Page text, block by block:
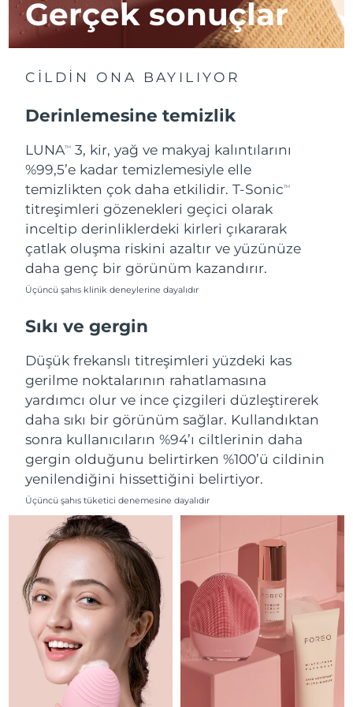
Gerçek sonuçlar
CİLDİN ONA BAYILIYOR
Derinlemesine temizlik
LUNATM
3, kir, yağ ve makyaj kalıntılarını
%99,5’e kadar temizlemesiyle elle
temizlikten çok daha etkilidir. T-SonicTM
titreşimleri gözenekleri geçici olarak
inceltip derinliklerdeki kirleri çıkararak
çatlak oluşma riskini azaltır ve yüzünüze
daha genç bir görünüm kazandırır.
Üçüncü şahıs klinik deneylerine dayalıdır
Sıkı ve gergin
Düşük frekanslı titreşimleri yüzdeki kas
gerilme noktalarının rahatlamasına
yardımcı olur ve ince çizgileri düzleştirerek
daha sıkı bir görünüm sağlar. Kullandıktan
sonra kullanıcıların %94’ı ciltlerinin daha
gergin olduğunu belirtirken %100’ü cildinin
yenilendiğini hissettiğini belirtiyor.
Üçüncü şahıs tüketici denemesine dayalıdır
İsrail
Tahmini teslim tarihi
13/08/2026
İtalya
Tahmini teslim tarihi
Japonya
Tahmini teslim tarihi
Jersey
Tahmini teslim tarihi
Kazakistan
Tahmini teslim tarihi
11/08/2026
Kuveyt
Tahmini teslim tarihi
09/08/2026
Lübnan
Tahmini teslim tarihi
10/08/2026
Litvanya
Tahmini teslim tarihi
09/08/2026
Lüksemburg
Tahmini teslim tarihi
09/08/2026
Çin Makao ÖİB
Malezya
Tahmini teslim tarihi
12/08/2026
Malta
Tahmini teslim tarihi
09/08/2026
Meksika
Tahmini teslim tarihi
13/08/2026
Monako
Tahmini teslim tarihi